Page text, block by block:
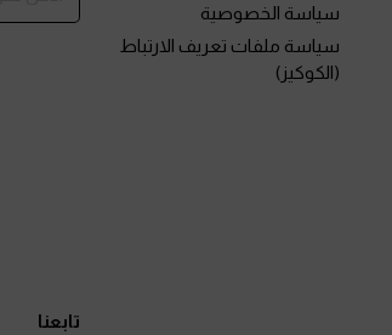
سياسة الخصوصية
سياسة ملفات تعريف الارتباط
(الكوكيز)
تابعنا